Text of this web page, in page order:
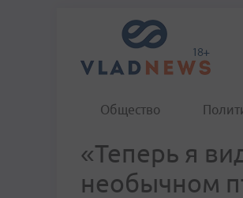
Общество
«Теперь я
необычном